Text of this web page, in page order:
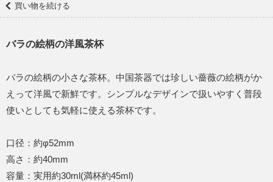
買い物を続ける
バラの絵柄の洋風茶杯
バラの絵柄の小さな茶杯。中国茶器では珍しい薔薇の絵柄がか
えって洋風で新鮮です。シンプルなデザインで扱いやすく普段
使いとしても気軽に使える茶杯です。
口径：約φ52mm
高さ：約40mm
容量：実用約30ml(満杯約45ml)